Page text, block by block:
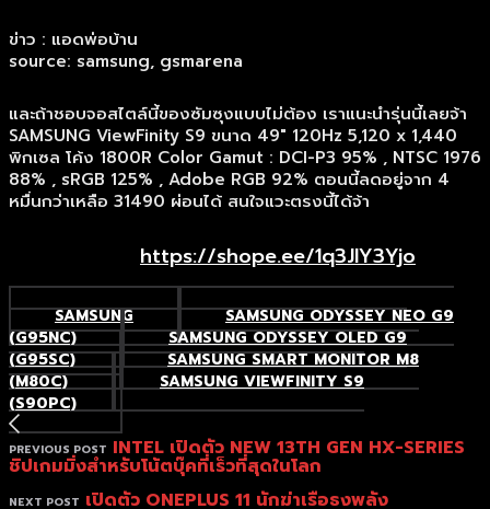
ข่าว : แอดพ่อบ้าน
source: samsung, gsmarena
และถ้าชอบจอสไตล์นี้ของซัมซุงแบบไม่ต้อง เราแนะนำรุ่นนี้เลยจ้า
SAMSUNG ViewFinity S9 ขนาด 49″ 120Hz 5,120 x 1,440
พิกเซล โค้ง 1800R Color Gamut : DCI-P3 95% , NTSC 1976
88% , sRGB 125% , Adobe RGB 92% ตอนนี้ลดอยู่จาก 4
หมื่นกว่าเหลือ 31490 ผ่อนได้ สนใจแวะตรงนี้ได้จ้า
https://shope.ee/1q3JlY3Yjo
SAMSUNG
SAMSUNG ODYSSEY NEO G9
(G95NC)
SAMSUNG ODYSSEY OLED G9
(G95SC)
SAMSUNG SMART MONITOR M8
(M80C)
SAMSUNG VIEWFINITY S9
(S90PC)
PREVIOUS POST INTEL เปิดตัว NEW 13TH GEN HX-SERIES
ชิปเกมมิ่งสำหรับโน้ตบุ๊คที่เร็วที่สุดในโลก
NEXT POST เปิดตัว ONEPLUS 11 นักฆ่าเรือธงพลัง